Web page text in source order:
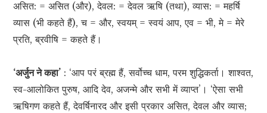
असित: = असित (और), देवल: = देवल ऋषि (तथा), व्यास: = महर्षि
व्यास (भी कहते हैं), च = और, स्वयम् = स्वयं आप, एव = भी, मे = मेरे
प्रति, ब्रवीषि = कहते हैं।
‘अर्जुन ने कहा’ : ‘आप परं ब्रह्म हैं, सर्वोच्च धाम, परम शुद्धिकर्ता। शाश्वत,
स्व-आलोकित पुरुष, आदि देव, अजन्मे और सभी में व्याप्त’। ‘ऐसा सभी
ऋषिगण कहते हैं, देवर्षिनारद और इसी प्रकार असित, देवल और व्यास;